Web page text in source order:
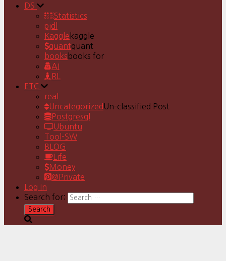
DS
Statistics
pjdl
Kaggle kaggle
quantquant
books books for
AI
RL
ETC
real
Uncategorized Un-classified Post
Postgresql
Ubuntu
Tool-SW
BLOG
Life
Money
@Private
Log In
Search for: